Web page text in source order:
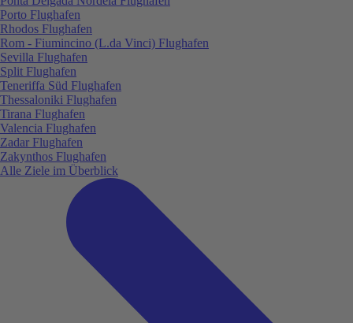
Porto Flughafen
Rhodos Flughafen
Rom - Fiumincino (L.da Vinci) Flughafen
Sevilla Flughafen
Split Flughafen
Teneriffa Süd Flughafen
Thessaloniki Flughafen
Tirana Flughafen
Valencia Flughafen
Zadar Flughafen
Zakynthos Flughafen
Alle Ziele im Überblick